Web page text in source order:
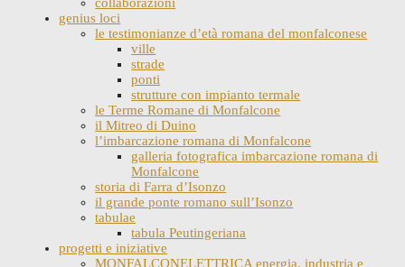
genius loci
le testimonianze d’età romana del monfalconese
ville
strade
ponti
strutture con impianto termale
le Terme Romane di Monfalcone
il Mitreo di Duino
l’imbarcazione romana di Monfalcone
galleria fotografica imbarcazione romana di
Monfalcone
storia di Farra d’Isonzo
il grande ponte romano sull’Isonzo
tabulae
tabula Peutingeriana
progetti e iniziative
MONFALCONELETTRICA energia, industria e